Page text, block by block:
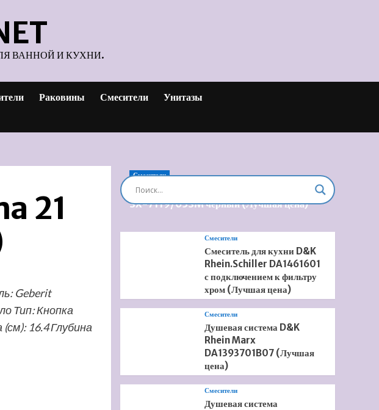
ВАННОЙ И КУХНИ.
Раковины Смесители Унитазы
21
Geberit
Тип: Кнопка
16.4 Глубина
Смесители
Душевая система встроенная Timo Briana
SX-7119/03SM черный (Лучшая цена)
Смесители
Смеситель для кухни D&K
Rhein.Schiller DA1461601
с подключением к фильтру
хром (Лучшая цена)
Смесители
Душевая система D&K
Rhein Marx
DA1393701B07 (Лучшая
цена)
Смесители
Душевая система